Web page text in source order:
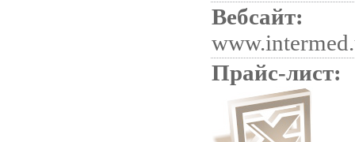
Вебсайт:
Прайс-лист: